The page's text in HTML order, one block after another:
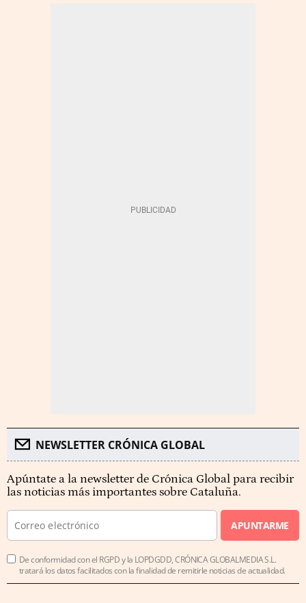
NEWSLETTER CRÓNICA GLOBAL
Apúntate a la newsletter de Crónica Global para recibir
las noticias más importantes sobre Cataluña.
APUNTARME
De conformidad con el RGPD y la LOPDGDD, CRÓNICA GLOBALMEDIA S.L.
tratará los datos facilitados con la finalidad de remitirle noticias de actualidad.